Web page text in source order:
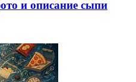
и описание сыпи